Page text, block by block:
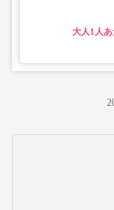
大人